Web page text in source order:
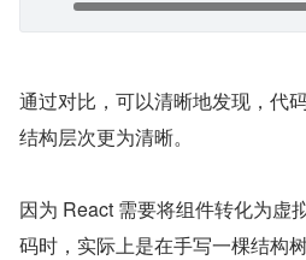
通过对比，可以清晰地发现，代
结构层次更为清晰。
因为 React 需要将组件转化为虚
码时，实际上是在手写一棵结构